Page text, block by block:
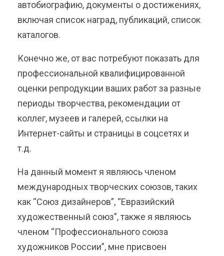
автобиографию, документы о достижениях,
включая список наград, публикаций, список
каталогов.
Конечно же, от вас потребуют показать для
профессиональной квалифицированной
оценки репродукции ваших работ за разные
периоды творчества, рекомендации от
коллег, музеев и галерей, ссылки на
Интернет-сайты и страницы в соцсетях и
т.д.
На данный момент я являюсь членом
международных творческих союзов, таких
как “Союз дизайнеров”, “Евразийский
художественный союз”, также я являюсь
членом “Профессионального союза
художников России”, мне присвоен